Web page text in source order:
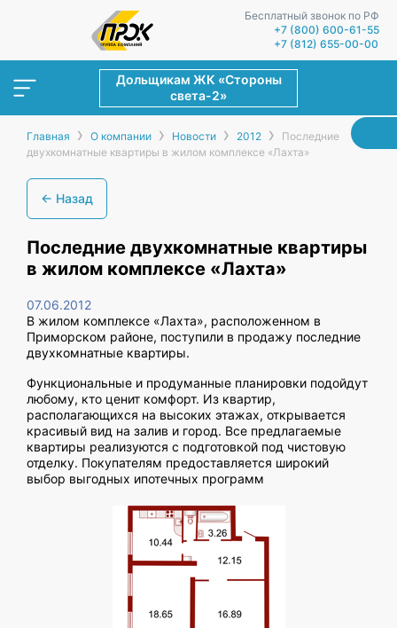
Бесплатный звонок по РФ
+7 (800) 600-61-55
+7 (812) 655-00-00
Дольщикам ЖК «Стороны
света-2»
Главная › О компании › Новости › 2012 ›
Последние
двухкомнатные квартиры в жилом комплексе «Лахта»
← Назад
Последние двухкомнатные квартиры
в жилом комплексе «Лахта»
07.06.2012
В жилом комплексе «Лахта», расположенном в
Приморском районе, поступили в продажу последние
двухкомнатные квартиры.
Функциональные и продуманные планировки подойдут
любому, кто ценит комфорт. Из квартир,
располагающихся на высоких этажах, открывается
красивый вид на залив и город. Все предлагаемые
квартиры реализуются с подготовкой под чистовую
отделку. Покупателям предоставляется широкий
выбор выгодных ипотечных программ